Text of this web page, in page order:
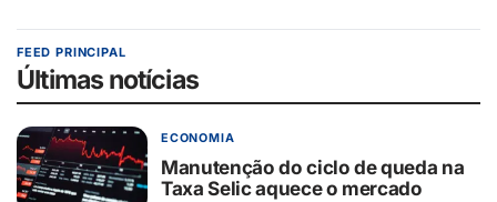
FEED PRINCIPAL
Últimas notícias
ECONOMIA
Manutenção do ciclo de queda na
Taxa Selic aquece o mercado